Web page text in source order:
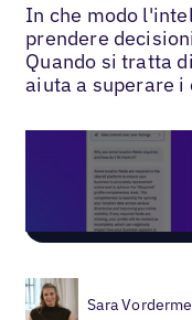
In che modo
prendere
Quando si tratta
aiuta a superare i
Sara